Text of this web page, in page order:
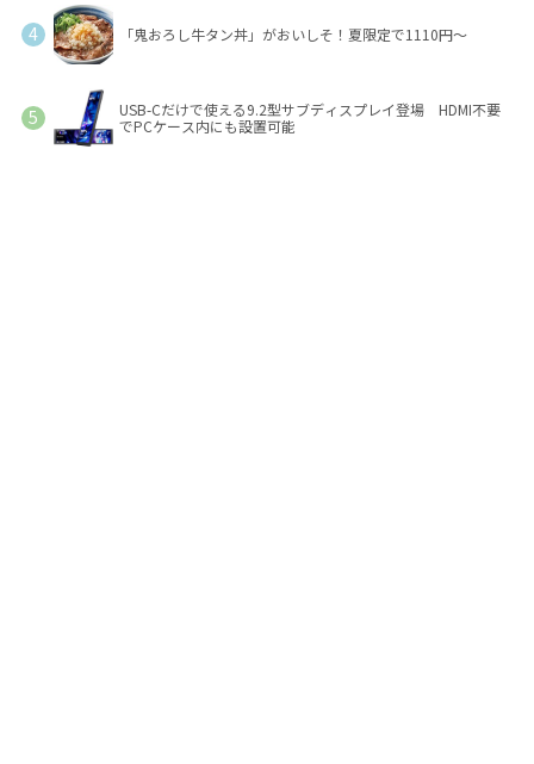
「鬼おろし牛タン丼」がおいしそ！夏限定で1110円～
USB-Cだけで使える9.2型サブディスプレイ登場 HDMI不要
でPCケース内にも設置可能